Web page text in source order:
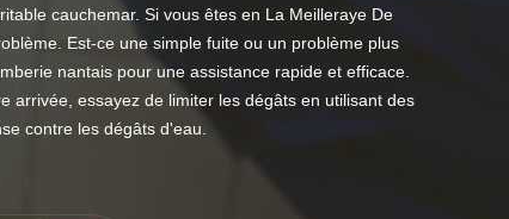
cauchemar. Si vous êtes en La Meilleraye De
Est-ce une simple fuite ou un problème plus
nantais pour une assistance rapide et efficace.
arrivée, essayez de limiter les dégâts en utilisant des
contre les dégâts d'eau.